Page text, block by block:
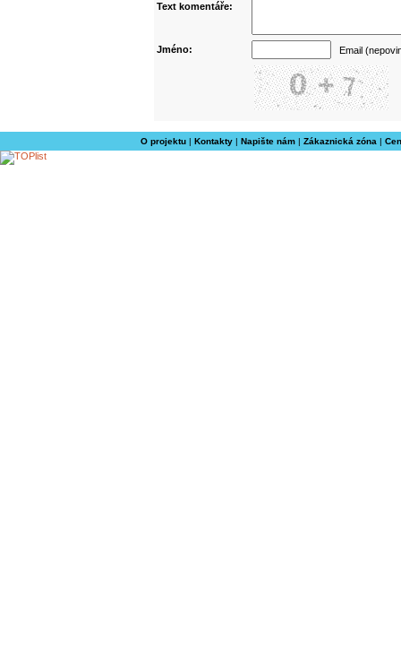
Text komentáře:
Jméno: Email
O projektu| Kontakty| Napište nám| Zákaznická zóna |